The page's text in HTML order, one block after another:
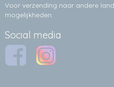
Voor verzending naar andere
mogelijkheden.
Social media